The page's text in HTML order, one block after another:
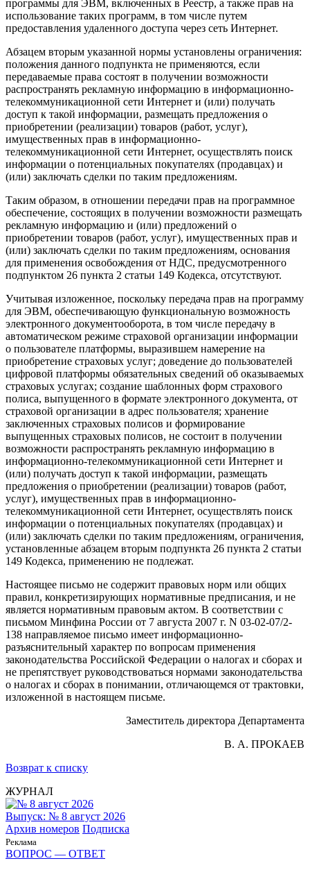
программы для ЭВМ, включенных в Реестр, а также прав на
использование таких программ, в том числе путем
предоставления удаленного доступа через сеть Интернет.
Абзацем вторым указанной нормы установлены ограничения:
положения данного подпункта не применяются, если
передаваемые права состоят в получении возможности
распространять рекламную информацию в информационно-
телекоммуникационной сети Интернет и (или) получать
доступ к такой информации, размещать предложения о
приобретении (реализации) товаров (работ, услуг),
имущественных прав в информационно-
телекоммуникационной сети Интернет, осуществлять поиск
информации о потенциальных покупателях (продавцах) и
(или) заключать сделки по таким предложениям.
Таким образом, в отношении передачи прав на программное
обеспечение, состоящих в получении возможности размещать
рекламную информацию и (или) предложений о
приобретении товаров (работ, услуг), имущественных прав и
(или) заключать сделки по таким предложениям, основания
для применения освобождения от НДС, предусмотренного
подпунктом 26 пункта 2 статьи 149 Кодекса, отсутствуют.
Учитывая изложенное, поскольку передача прав на программу
для ЭВМ, обеспечивающую функциональную возможность
электронного документооборота, в том числе передачу в
автоматическом режиме страховой организации информации
о пользователе платформы, выразившем намерение на
приобретение страховых услуг; доведение до пользователей
цифровой платформы обязательных сведений об оказываемых
страховых услугах; создание шаблонных форм страхового
полиса, выпущенного в формате электронного документа, от
страховой организации в адрес пользователя; хранение
заключенных страховых полисов и формирование
выпущенных страховых полисов, не состоит в получении
возможности распространять рекламную информацию в
информационно-телекоммуникационной сети Интернет и
(или) получать доступ к такой информации, размещать
предложения о приобретении (реализации) товаров (работ,
услуг), имущественных прав в информационно-
телекоммуникационной сети Интернет, осуществлять поиск
информации о потенциальных покупателях (продавцах) и
(или) заключать сделки по таким предложениям, ограничения,
установленные абзацем вторым подпункта 26 пункта 2 статьи
149 Кодекса, применению не подлежат.
Настоящее письмо не содержит правовых норм или общих
правил, конкретизирующих нормативные предписания, и не
является нормативным правовым актом. В соответствии с
письмом Минфина России от 7 августа 2007 г. N 03-02-07/2-
138 направляемое письмо имеет информационно-
разъяснительный характер по вопросам применения
законодательства Российской Федерации о налогах и сборах и
не препятствует руководствоваться нормами законодательства
о налогах и сборах в понимании, отличающемся от трактовки,
изложенной в настоящем письме.
Заместитель директора Департамента
В. А. ПРОКАЕВ
Возврат к списку
ЖУРНАЛ
Выпуск: № 8 август 2026
Архив номеров Подписка
Реклама
ВОПРОС — ОТВЕТ